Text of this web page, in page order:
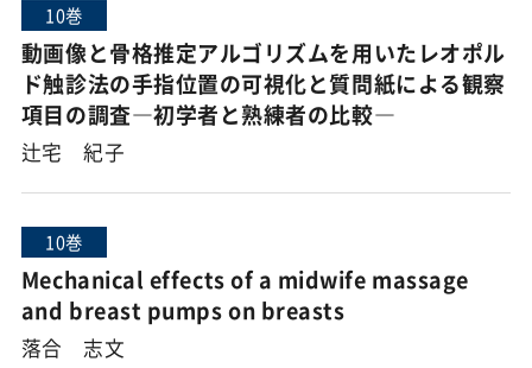
10巻
動画像と骨格推定アルゴリズムを用いたレオポル
ド触診法の手指位置の可視化と質問紙による観察
項目の調査―初学者と熟練者の比較―
辻宅 紀子
10巻
Mechanical effects of a midwife massage
and breast pumps on breasts
落合 志文